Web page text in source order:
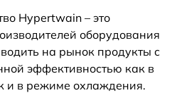
Hypertwain – это
оборудования
на рынок продукты с
эффективностью как в
и в режиме охлаждения.